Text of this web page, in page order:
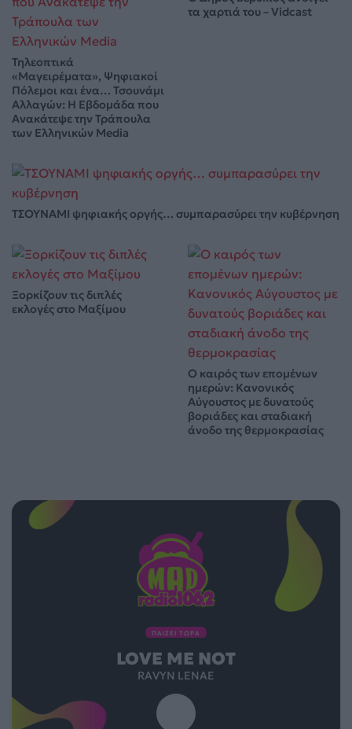
Τηλεοπτικά
«Μαγειρέματα», Ψηφιακοί
Πόλεμοι και ένα… Τσουνάμι
Αλλαγών: Η Εβδομάδα που
Ανακάτεψε την Τράπουλα
των Ελληνικών Media
τα χαρτιά του – Vidcast
ΤΣΟΥΝΑΜΙ ψηφιακής οργής… συμπαρασύρει την κυβέρνηση
Ξορκίζουν τις διπλές
εκλογές στο Μαξίμου
Ο καιρός των επομένων
ημερών: Κανονικός
Αύγουστος με δυνατούς
βοριάδες και σταδιακή
άνοδο της θερμοκρασίας
ΠΑΙΖΕΙ ΤΩΡΑ
LOVE ME NOT
RAVYN LENAE